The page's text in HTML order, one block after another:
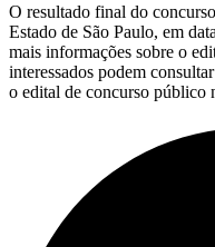
O resultado final do
Estado de São Paulo, em
mais informações sobre o
interessados podem
o edital de concurso público